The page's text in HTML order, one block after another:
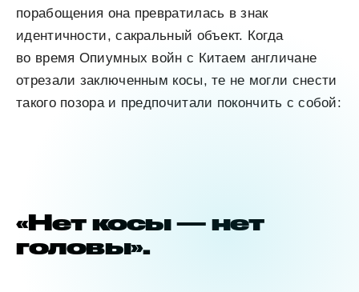
порабощения она превратилась в знак
идентичности, сакральный объект. Когда
во время Опиумных войн c Китаем англичане
отрезали заключенным косы, те не могли снести
такого позора и предпочитали покончить с собой:
«Нет косы — нет
головы».